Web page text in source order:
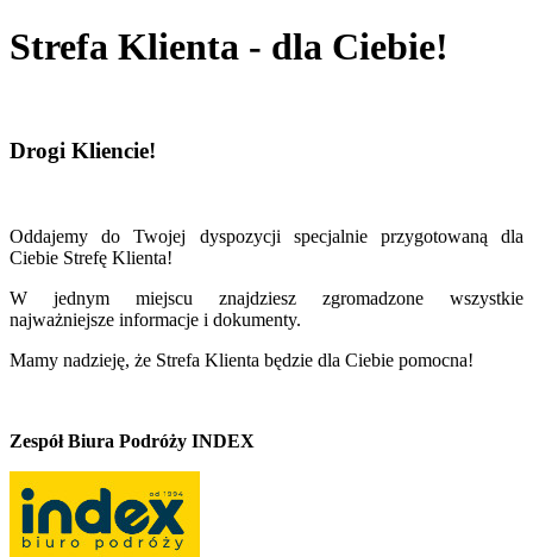
Strefa Klienta - dla Ciebie!
Drogi Kliencie!
Oddajemy do Twojej dyspozycji specjalnie przygotowaną dla
Ciebie Strefę Klienta!
W jednym miejscu znajdziesz zgromadzone wszystkie
najważniejsze informacje i dokumenty.
Mamy nadzieję, że Strefa Klienta będzie dla Ciebie pomocna!
Zespół Biura Podróży INDEX